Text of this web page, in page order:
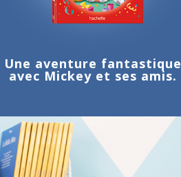
Une aventure fantastique
avec Mickey et ses amis.